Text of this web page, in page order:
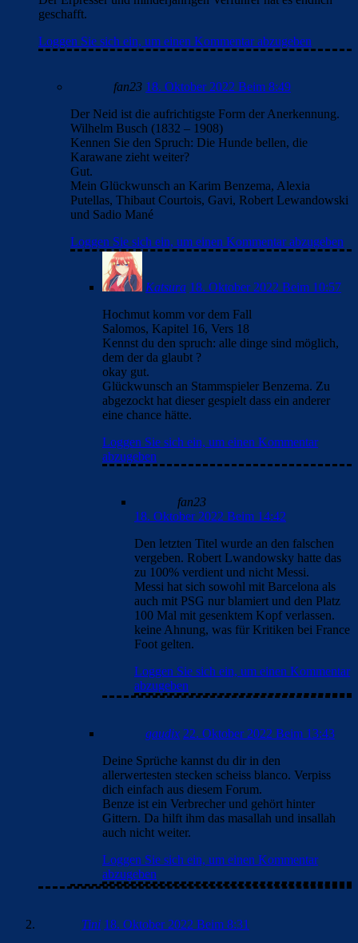
geschafft.
Loggen Sie sich ein, um einen Kommentar abzugeben
fan23 18. Oktober 2022 Beim 8:49
Der Neid ist die aufrichtigste Form der Anerkennung.
Wilhelm Busch (1832 – 1908)
Kennen Sie den Spruch: Die Hunde bellen, die
Karawane zieht weiter?
Gut.
Mein Glückwunsch an Karim Benzema, Alexia
Putellas, Thibaut Courtois, Gavi, Robert Lewandowski
und Sadio Mané
Loggen Sie sich ein, um einen Kommentar abzugeben
Katsura 18. Oktober 2022 Beim 10:57
Hochmut komm vor dem Fall
Salomos, Kapitel 16, Vers 18
Kennst du den spruch: alle dinge sind möglich,
dem der da glaubt ?
okay gut.
Glückwunsch an Stammspieler Benzema. Zu
abgezockt hat dieser gespielt dass ein anderer
eine chance hätte.
Loggen Sie sich ein, um einen Kommentar
abzugeben
fan23
18. Oktober 2022 Beim 14:42
Den letzten Titel wurde an den falschen
vergeben. Robert Lwandowsky hatte das
zu 100% verdient und nicht Messi.
Messi hat sich sowohl mit Barcelona als
auch mit PSG nur blamiert und den Platz
100 Mal mit gesenktem Kopf verlassen.
keine Ahnung, was für Kritiken bei France
Foot gelten.
Loggen Sie sich ein, um einen Kommentar
abzugeben
gaudix 22. Oktober 2022 Beim 13:43
Deine Sprüche kannst du dir in den
allerwertesten stecken scheiss blanco. Verpiss
dich einfach aus diesem Forum.
Benze ist ein Verbrecher und gehört hinter
Gittern. Da hilft ihm das masallah und insallah
auch nicht weiter.
Loggen Sie sich ein, um einen Kommentar
abzugeben
Tini 18. Oktober 2022 Beim 8:31